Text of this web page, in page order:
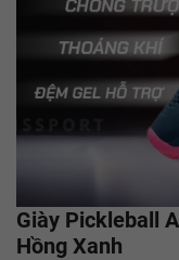
Giày Pickleball
Hồng Xanh